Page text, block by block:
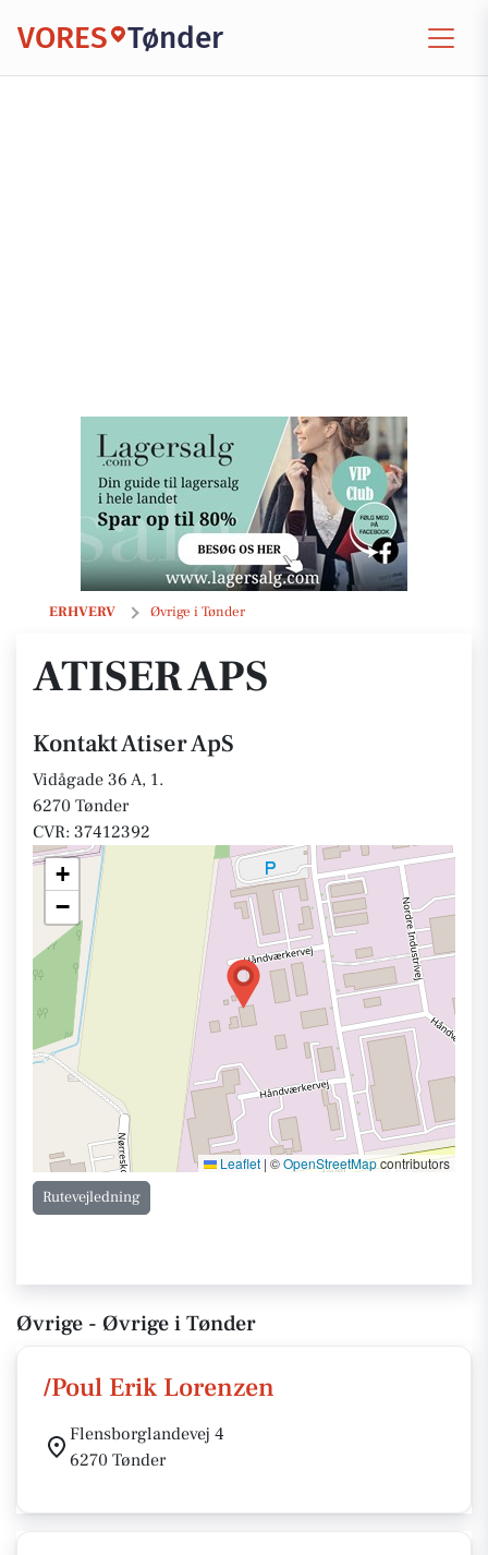
VORES Tønder
ERHVERV Øvrige i Tønder
Atiser ApS
ATISER APS
Kontakt Atiser ApS
Vidågade 36 A, 1.
6270 Tønder
CVR: 37412392
+
−
Leaflet | ©OpenStreetMapcontributors
Rutevejledning
Øvrige - Øvrige i Tønder
/Poul Erik Lorenzen
Flensborglandevej 4
6270 Tønder